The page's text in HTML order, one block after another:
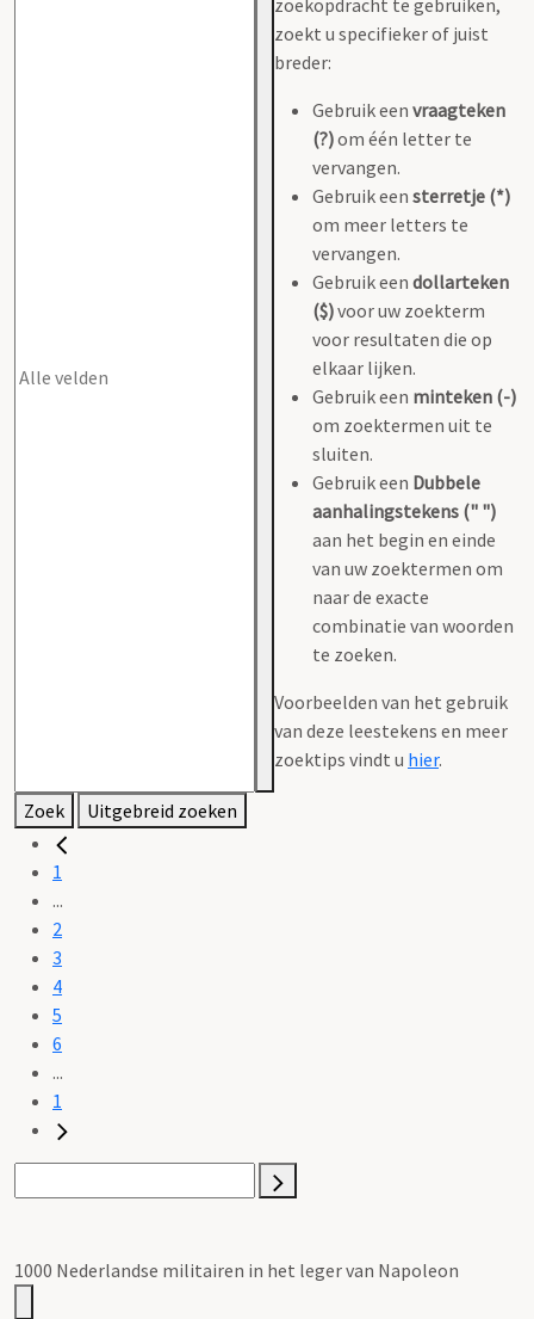
zoekt u specifieker of juist
breder:
Gebruik een vraagteken
(?)om één letter te
vervangen.
Gebruik een sterretje (*)
om meer letters te
vervangen.
Gebruik een dollarteken
($)voor uw zoekterm
voor resultaten die op
elkaar lijken.
Gebruik een minteken (-)
om zoektermen uit te
sluiten.
Gebruik een Dubbele
aanhalingstekens (" ")
aan het begin en einde
van uw zoektermen om
naar de exacte
combinatie van woorden
te zoeken.
Voorbeelden van het gebruik
van deze leestekens en meer
zoektips vindt u hier.
Zoek Uitgebreid zoeken
1
...
2
3
4
5
6
...
1
1000 Nederlandse militairen in het leger van Napoleon